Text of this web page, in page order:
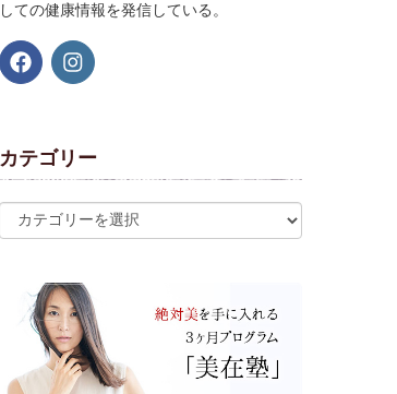
しての健康情報を発信している。
カテゴリー